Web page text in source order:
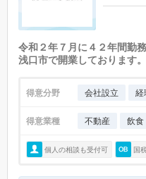
令和２年７月に４２年間勤
浅口市で開業しております。
得意分野 会社設立 経
得意業種 不動産 飲食
個人の相談も受付可 国